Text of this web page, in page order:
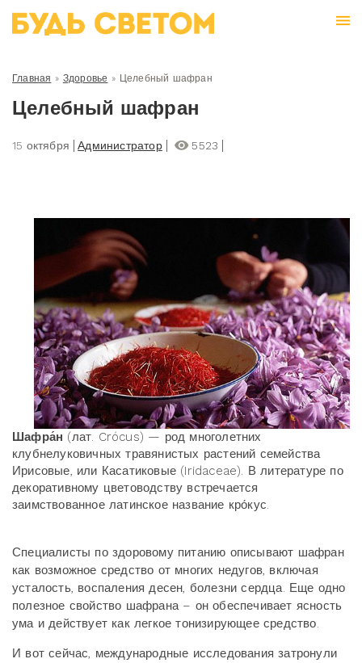
Главная » Здоровье » Целебный шафран
Целебный шафран
15 октября Администратор 5523
Шафра́н (лат. Crócus) — род многолетних
клубнелуковичных травянистых растений семейства
Ирисовые, или Касатиковые (Iridaceae). В литературе по
декоративному цветоводству встречается
заимствованное латинское название кро́кус.
Специалисты по здоровому питанию описывают шафран
как возможное средство от многих недугов, включая
усталость, воспаления десен, болезни сердца. Еще одно
полезное свойство шафрана – он обеспечивает ясность
ума и действует как легкое тонизирующее средство.
И вот сейчас, международные исследования затронули